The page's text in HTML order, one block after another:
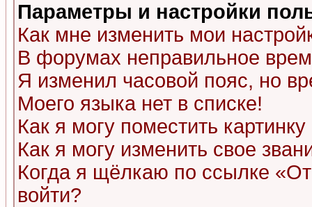
Параметры и настройки
Как мне изменить мои
В форумах неправильное
Я изменил часовой пояс, но
Моего языка нет в списке!
Как я могу поместить
Как я могу изменить свое
Когда я щёлкаю по ссылке
войти?